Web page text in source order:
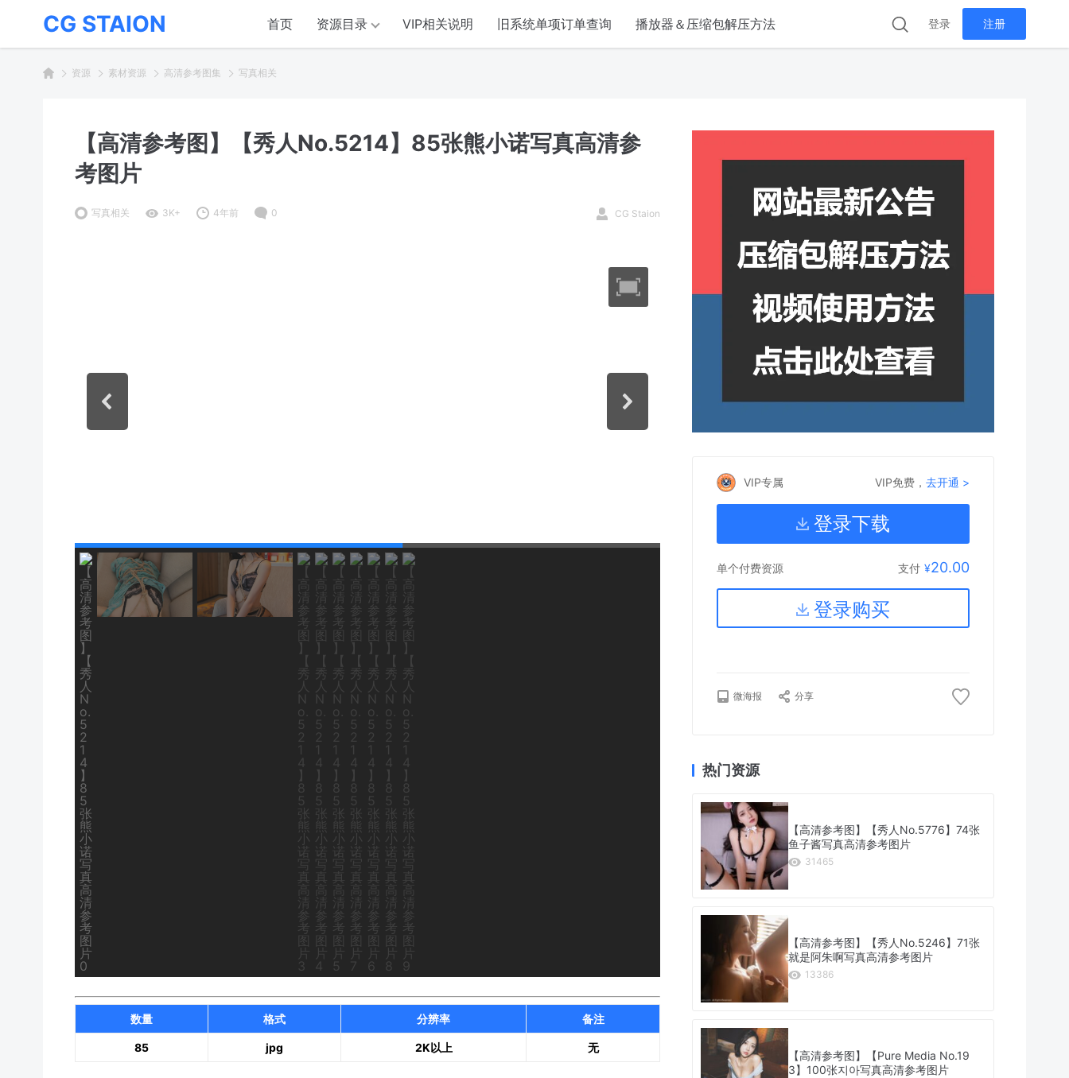
CG STAION 首页 资源目录 VIP相关说明 旧系统单项订单查询 播放器＆压缩包解压方法 登录 注册
资源 素材资源 高清参考图集 写真相关
【高清参考图】【秀人No.5214】85张熊小诺写真高清参
考图片
写真相关 3K+ 4年前 0 CG Staion
数量 格式 分辨率 备注
85 jpg 2K以上 无
VIP专属 VIP免费，去开通 >
登录下载
单个付费资源 支付 ¥20.00
登录购买
微海报 分享
热门资源
【高清参考图】【秀人No.5776】74张
鱼子酱写真高清参考图片
31465
【高清参考图】【秀人No.5246】71张
就是阿朱啊写真高清参考图片
13386
【高清参考图】【Pure Media No.19
3】100张지아写真高清参考图片